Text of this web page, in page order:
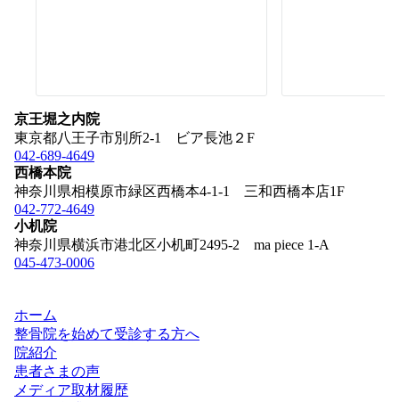
京王堀之内院
東京都八王子市別所2-1 ビア長池２F
042-689-4649
西橋本院
神奈川県相模原市緑区西橋本4-1-1 三和西橋本店1F
042-772-4649
小机院
神奈川県横浜市港北区小机町2495-2 ma piece 1-A
045-473-0006
ホーム
整骨院を始めて受診する方へ
院紹介
患者さまの声
メディア取材履歴